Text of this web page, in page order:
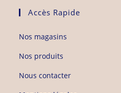
Accès Rapide
Nos magasins
Nos produits
Nous contacter